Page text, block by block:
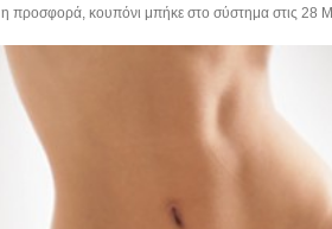
η προσφορά, κουπόνι μπήκε στο σύστημα στις28